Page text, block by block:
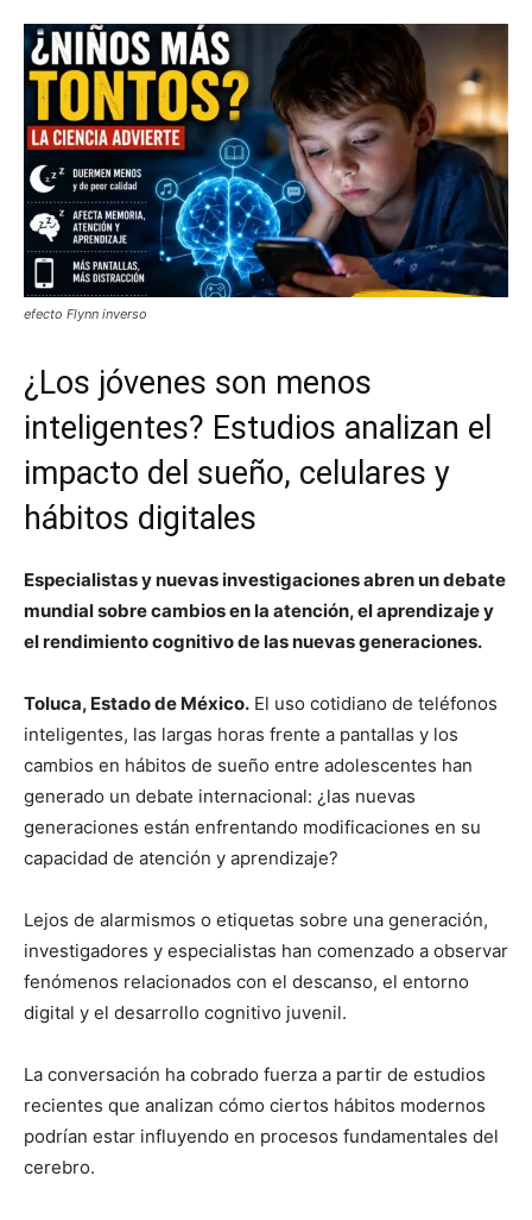
efecto Flynn inverso
¿Los jóvenes son menos
inteligentes? Estudios analizan el
impacto del sueño, celulares y
hábitos digitales
Especialistas y nuevas investigaciones abren un debate
mundial sobre cambios en la atención, el aprendizaje y
el rendimiento cognitivo de las nuevas generaciones.
Toluca, Estado de México. El uso cotidiano de teléfonos
inteligentes, las largas horas frente a pantallas y los
cambios en hábitos de sueño entre adolescentes han
generado un debate internacional: ¿las nuevas
generaciones están enfrentando modificaciones en su
capacidad de atención y aprendizaje?
Lejos de alarmismos o etiquetas sobre una generación,
investigadores y especialistas han comenzado a observar
fenómenos relacionados con el descanso, el entorno
digital y el desarrollo cognitivo juvenil.
La conversación ha cobrado fuerza a partir de estudios
recientes que analizan cómo ciertos hábitos modernos
podrían estar influyendo en procesos fundamentales del
cerebro.